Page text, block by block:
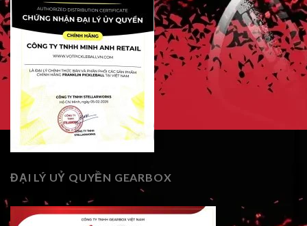
ĐẠI LÝ UỶ QUYỀN GEARBOX